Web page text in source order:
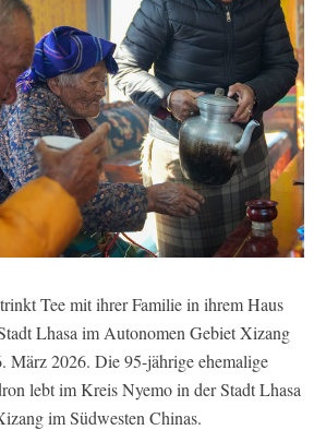
Tee mit ihrer Familie in ihrem Haus
Lhasa im Autonomen Gebiet Xizang
März 2026. Die 95-jährige ehemalige
lebt im Kreis Nyemo in der Stadt Lhasa
im Südwesten Chinas.